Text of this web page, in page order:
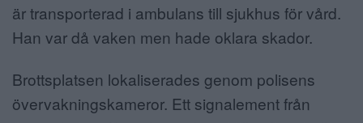
är transporterad i ambulans till sjukhus för vård.
Han var då vaken men hade oklara skador.
Brottsplatsen lokaliserades genom polisens
övervakningskameror. Ett signalement från